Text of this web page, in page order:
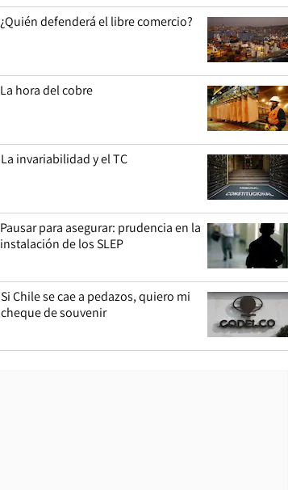
¿Quién defenderá el libre comercio?
La hora del cobre
La invariabilidad y el TC
Pausar para asegurar: prudencia en la
instalación de los SLEP
Si Chile se cae a pedazos, quiero mi
cheque de souvenir